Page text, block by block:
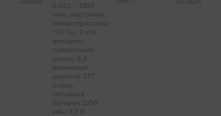
0,001 ~ 1999
мкм, частотная
характеристика
: 10 Гц - 1 кГц
фонарик,
поворотный
экран; 2,4-
дюймовый
цветной TFT-
экран,
литиевая
батарея 1350
мАч/3,7 В